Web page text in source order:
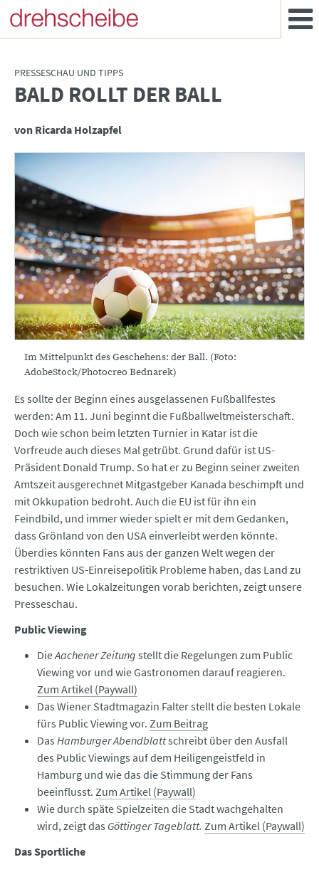
PRESSESCHAU UND TIPPS
:BALD ROLLT DER BALL
von Ricarda Holzapfel
Im Mittelpunkt des Geschehens: der Ball. (Foto:
AdobeStock/Photocreo Bednarek)
Es sollte der Beginn eines ausgelassenen Fußballfestes
werden: Am 11. Juni beginnt die Fußballweltmeisterschaft.
Doch wie schon beim letzten Turnier in Katar ist die
Vorfreude auch dieses Mal getrübt. Grund dafür ist US-
Präsident Donald Trump. So hat er zu Beginn seiner zweiten
Amtszeit ausgerechnet Mitgastgeber Kanada beschimpft und
mit Okkupation bedroht. Auch die EU ist für ihn ein
Feindbild, und immer wieder spielt er mit dem Gedanken,
dass Grönland von den USA einverleibt werden könnte.
Überdies könnten Fans aus der ganzen Welt wegen der
restriktiven US-Einreisepolitik Probleme haben, das Land zu
besuchen. Wie Lokalzeitungen vorab berichten, zeigt unsere
Presseschau.
Public Viewing
DieAachener Zeitung stellt die Regelungen zum Public
Viewing vor und wie Gastronomen darauf reagieren.
Zum Artikel (Paywall)
Das Wiener Stadtmagazin Falter stellt die besten Lokale
fürs Public Viewing vor. Zum Beitrag
Das Hamburger Abendblattschreibt über den Ausfall
des Public Viewings auf dem Heiligengeistfeld in
Hamburg und wie das die Stimmung der Fans
beeinflusst. Zum Artikel (Paywall)
Wie durch späte Spielzeiten die Stadt wachgehalten
wird, zeigt das Göttinger Tageblatt. Zum Artikel (Paywall)
Das Sportliche